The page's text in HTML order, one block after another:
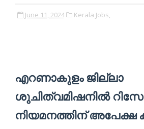
June 11, 2024 Kerala Jobs,
എറണാകുളം ജില്ലാ
ശുചിത്വമിഷനിൽ
നിയമനത്തിന് അപേക്ഷ